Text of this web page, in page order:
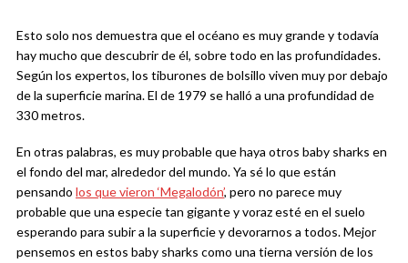
Esto solo nos demuestra que el océano es muy grande y todavía
hay mucho que descubrir de él, sobre todo en las profundidades.
Según los expertos, los tiburones de bolsillo viven muy por debajo
de la superficie marina. El de 1979 se halló a una profundidad de
330 metros.
En otras palabras, es muy probable que haya otros baby sharks en
el fondo del mar, alrededor del mundo. Ya sé lo que están
pensando los que vieron ‘Megalodón’, pero no parece muy
probable que una especie tan gigante y voraz esté en el suelo
esperando para subir a la superficie y devorarnos a todos. Mejor
pensemos en estos baby sharks como una tierna versión de los